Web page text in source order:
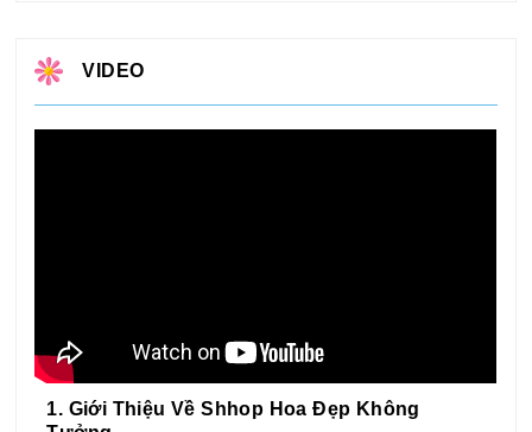
VIDEO
1. Giới Thiệu Về Shhop Hoa Đẹp Không